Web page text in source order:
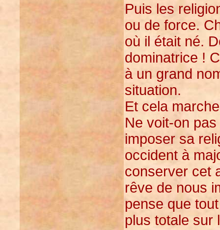
Puis les
ou de force.
où il était né.
dominatrice !
à un grand
situation.
Et cela
Ne voit-on
imposer sa
occident à
conserver cet
rêve de nous
pense que
plus totale sur